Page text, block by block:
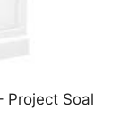
Project Soal